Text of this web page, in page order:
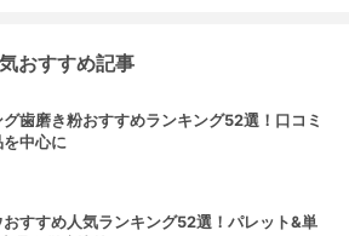
おすすめ記事
歯磨き粉おすすめランキング52選！口コミ
中心に
おすすめ人気ランキング52選！パレット&単